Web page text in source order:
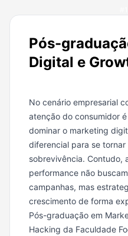
Pós-
Digital e
No cenário empresarial
atenção do consumidor
dominar o marketing
diferencial para se
sobrevivência. Contudo,
performance não
campanhas, mas
crescimento de forma
Pós-graduação em
Hacking da Faculdade